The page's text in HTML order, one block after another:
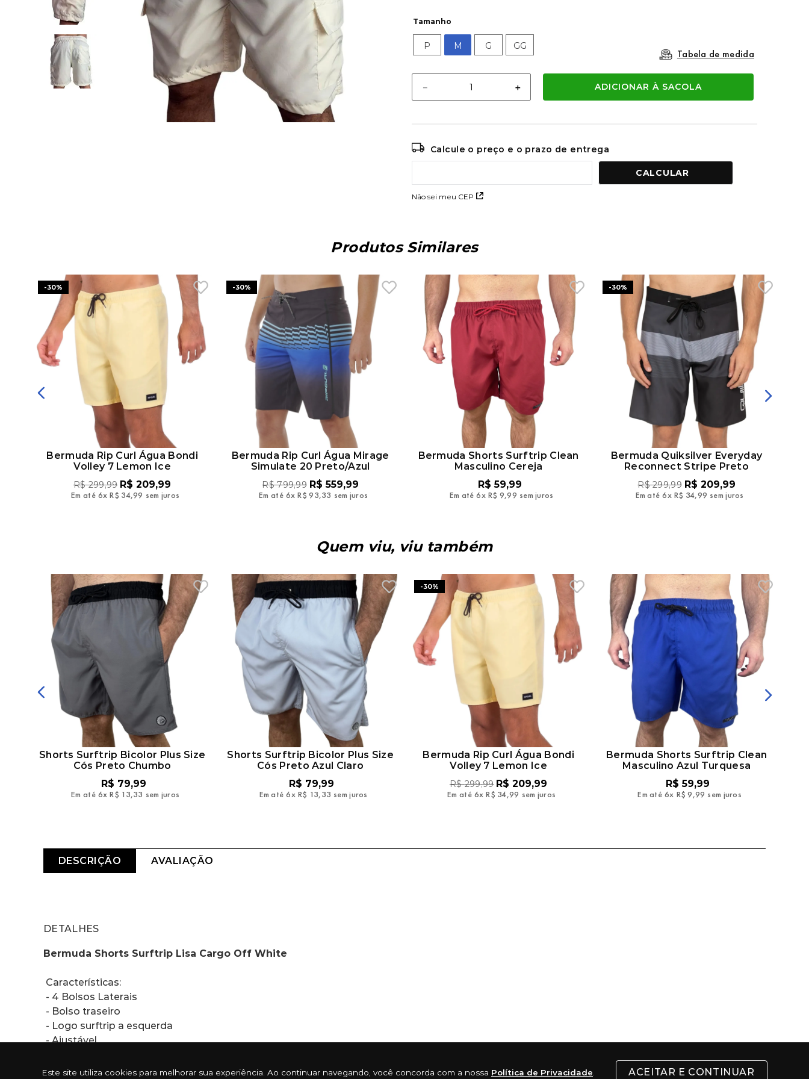
Este site utiliza cookies para melhorar sua experiência. Ao continuar navegando, você concorda com a nossa Política de Privacidade ACEITAR E CONTINUAR
Tamanho
P M G GG
Tabela de medida
＋
－ ADICIONAR À SACOLA
Calcule o preço e o prazo de entrega
Não sei meu CEP
Produtos Similares
-30%
Bermuda Rip Curl Água Bondi
Volley 7 Lemon Ice
R$ 299,99 R$ 209,99
Em até 6x R$ 34,99 sem juros
-30%
Bermuda Rip Curl Água Mirage
Simulate 20 Preto/Azul
R$ 799,99 R$ 559,99
Em até 6x R$ 93,33 sem juros
Bermuda Shorts Surftrip Clean
Masculino Cereja
R$ 59,99
Em até 6x R$ 9,99 sem juros
-30%
Bermuda Quiksilver Everyday
Reconnect Stripe Preto
R$ 299,99 R$ 209,99
Em até 6x R$ 34,99 sem juros
Quem viu, viu também
Shorts Surftrip Bicolor Plus Size
Cós Preto Chumbo
R$ 79,99
Em até 6x R$ 13,33 sem juros
Shorts Surftrip Bicolor Plus Size
Cós Preto Azul Claro
R$ 79,99
Em até 6x R$ 13,33 sem juros
-30%
Bermuda Rip Curl Água Bondi
Volley 7 Lemon Ice
R$ 299,99 R$ 209,99
Em até 6x R$ 34,99 sem juros
Bermuda Shorts Surftrip Clean
Masculino Azul Turquesa
R$ 59,99
Em até 6x R$ 9,99 sem juros
DESCRIÇÃO AVALIAÇÃO
DETALHES
Bermuda Shorts Surftrip Lisa Cargo Off White
Características:
- 4 Bolsos Laterais
- Bolso traseiro
- Logo surftrip a esquerda
- Ajustável